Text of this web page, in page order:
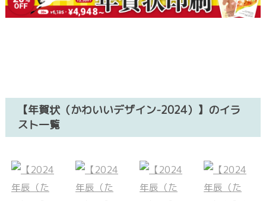
【年賀状（かわいいデザイン-2024）】のイラ
スト一覧